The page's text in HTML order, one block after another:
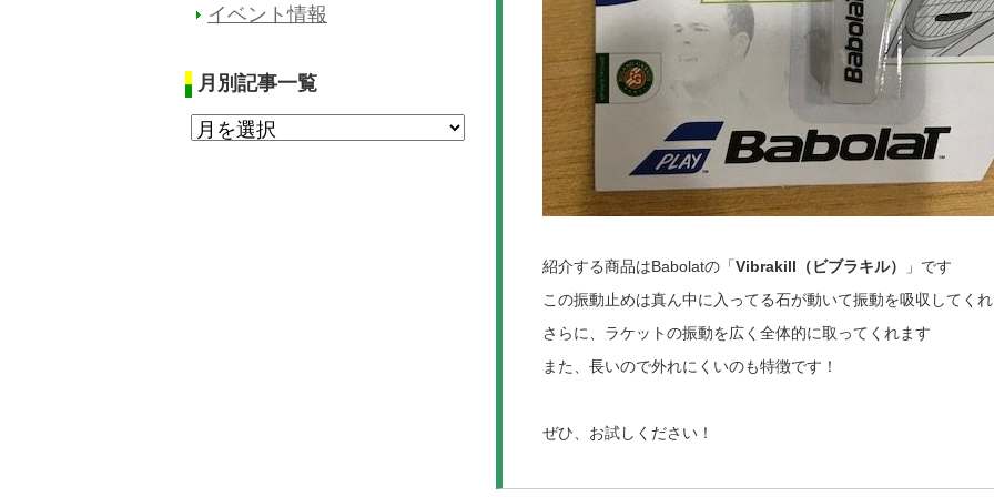
イベント情報
月別記事一覧
紹介する商品はBabolatの「Vibrakill（ビブラキル）
」です
この振動止めは真ん中に入ってる石が動いて振動を吸収してく
さらに、ラケットの振動を広く全体的に取ってくれます
また、長いので外れにくいのも特徴です！
ぜひ、お試しください！